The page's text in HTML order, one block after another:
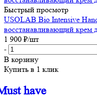
Быстрый просмотр
USOLAB Bio Intensive
восстанавливающий крем
1 900 ₽/шт
-
В корзину
Купить в 1 клик
have